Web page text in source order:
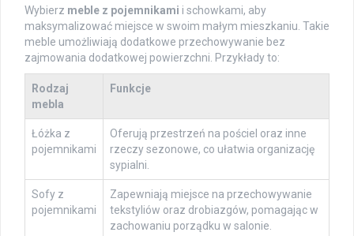
Wybierz meble z pojemnikami i schowkami, aby
maksymalizować miejsce w swoim małym mieszkaniu. Takie
meble umożliwiają dodatkowe przechowywanie bez
zajmowania dodatkowej powierzchni. Przykłady to:
Rodzaj
mebla
Funkcje
Łóżka z
pojemnikami
Oferują przestrzeń na pościel oraz inne
rzeczy sezonowe, co ułatwia organizację
sypialni.
Sofy z
pojemnikami
Zapewniają miejsce na przechowywanie
tekstyliów oraz drobiazgów, pomagając w
zachowaniu porządku w salonie.